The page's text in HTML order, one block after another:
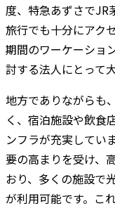
度、特急あずさでJR
旅行でも十分にアク
期間のワーケーショ
討する法人にとって
地方でありながらも
く、宿泊施設や飲食
ンフラが充実してい
要の高まりを受け、
おり、多くの施設で
が利用可能です。こ